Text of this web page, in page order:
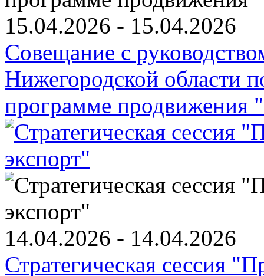
15.04.2026 - 15.04.2026
Совещание с
Нижегородской области
программе продвижения
14.04.2026 - 14.04.2026
Стратегическая сессия